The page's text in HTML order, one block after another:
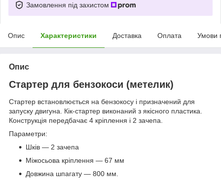
Замовлення під захистом
Опис Характеристики Доставка Оплата Умови
Опис
Стартер для бензокоси (метелик)
Стартер встановлюється на бензокосу і призначений для
запуску двигуна. Кік-стартер виконаний з якісного пластика.
Конструкція передбачає 4 кріплення і 2 зачепа.
Параметри:
Шків — 2 зачепа
Міжосьова кріплення — 67 мм
Довжина шпагату — 800 мм.